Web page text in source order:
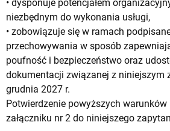
• dysponuje potencjałem
niezbędnym do wykonania usługi,
• zobowiązuje się w ramach
przechowywania w sposób
poufność i bezpieczeństwo oraz
dokumentacji związanej z niniejszym
grudnia 2027 r.
Potwierdzenie powyższych warunków
załączniku nr 2 do niniejszego